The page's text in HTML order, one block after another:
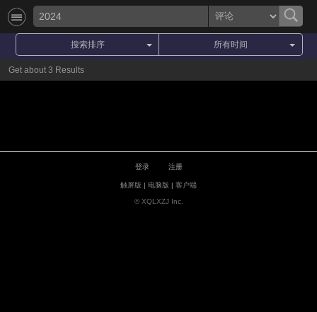
搜索排序 所有时间
Get about 3 Results
登录 注册
触屏版 | 电脑版 | 客户端
© XQLXZJ Inc.